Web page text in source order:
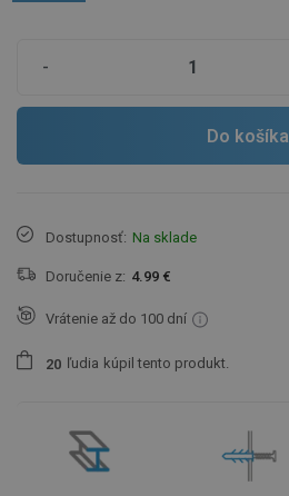
-
Do košíka
Dostupnosť: Na sklade
Doručenie z: 4.99 €
Vrátenie až do 100 dní
20 ľudia kúpil tento produkt.